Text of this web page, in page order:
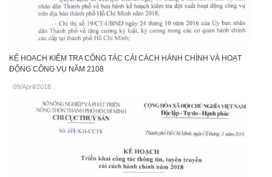
KẾ HOẠCH KIỂM TRA CÔNG TÁC CẢI CÁCH HÀNH CHÍNH VÀ HOẠT
ĐỘNG CÔNG VỤ NĂM 2108
09/April/2018